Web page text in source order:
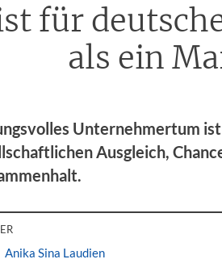
für
als ein
Unternehmertum
Ausgleich,
Anika Sina Laudien